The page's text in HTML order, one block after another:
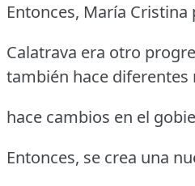
Entonces, María Cristina
Calatrava era otro
también hace diferentes
hace cambios en el
Entonces, se crea una